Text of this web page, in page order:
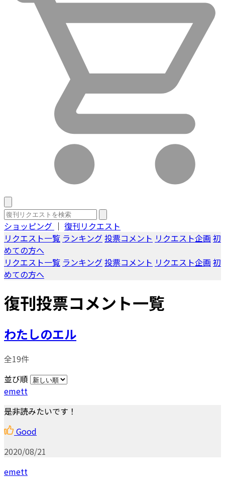
ショッピング ｜ 復刊リクエスト
リクエスト一覧 ランキング投票コメント リクエスト企画 初
めての方へ
リクエスト一覧 ランキング投票コメント リクエスト企画 初
めての方へ
復刊投票コメント一覧
わたしのエル
全19件
並び順
emett
是非読みたいです！
Good
2020/08/21
emett